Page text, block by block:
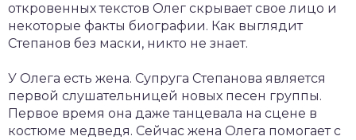
откровенных текстов Олег скрывает свое лицо и
некоторые факты биографии. Как выглядит
Степанов без маски, никто не знает.
У Олега есть жена. Супруга Степанова является
первой слушательницей новых песен группы.
Первое время она даже танцевала на сцене в
костюме медведя. Сейчас жена Олега помогает с